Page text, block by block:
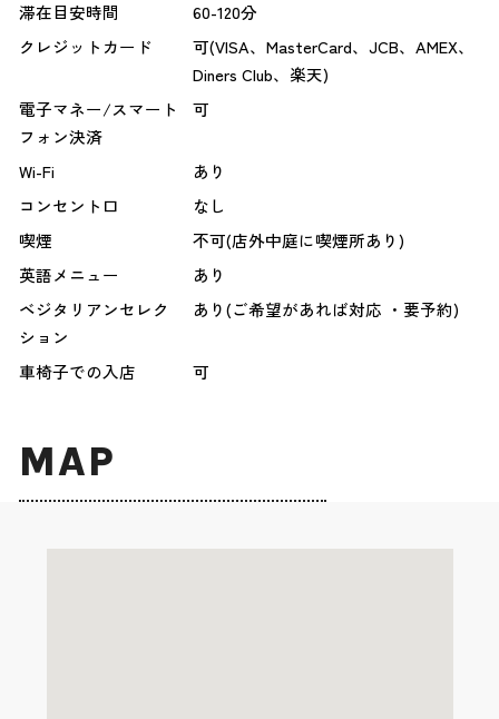
滞在目安時間
60-120分
クレジットカード
可(VISA、MasterCard、JCB、AMEX、
Diners Club、楽天)
電子マネー/スマート
フォン決済
可
Wi-Fi
あり
コンセント口
なし
喫煙
不可(店外中庭に喫煙所あり)
英語メニュー
あり
ベジタリアンセレク
ション
あり(ご希望があれば対応 ・要予約)
車椅子での入店 可
MAP